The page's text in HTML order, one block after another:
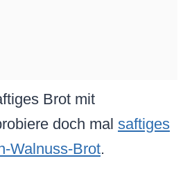
Brot mit
doch mal saftiges
Walnuss-Brot.